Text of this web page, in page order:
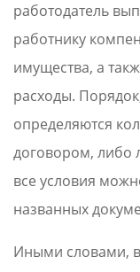
работодатель
работнику
имущества, а
расходы.
определяются
договором, либо
все условия
названных
Иными словами,